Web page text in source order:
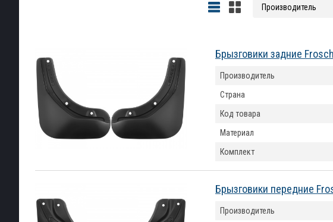
Брызговики задние
Производитель
Страна
Код товара
Материал
Комплект
Брызговики передние
Производитель